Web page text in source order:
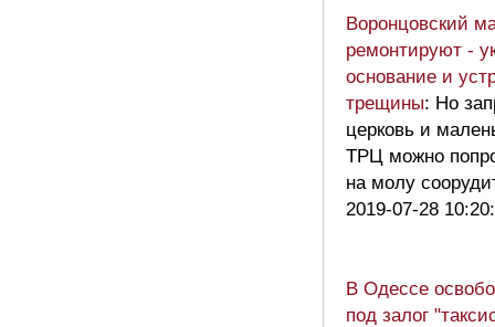
Воронцовский
ремонтируют -
основание и
трещины: Но
церковь и
ТРЦ можно
на молу
2019-07-28
В Одессе
под залог